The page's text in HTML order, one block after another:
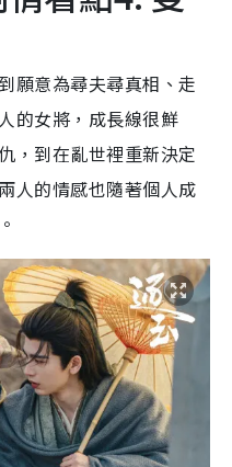
願意為尋夫尋真相、走
的女將，成長線很鮮
，到在亂世裡重新決定
人的情感也隨著個人成